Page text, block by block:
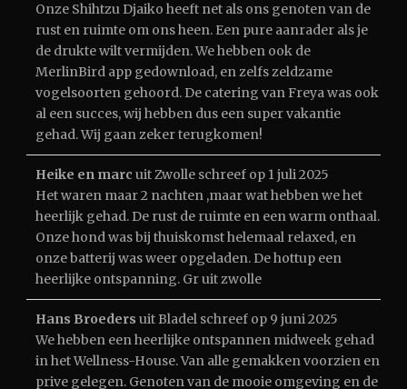
Onze Shihtzu Djaiko heeft net als ons genoten van de
rust en ruimte om ons heen. Een pure aanrader als je
de drukte wilt vermijden. We hebben ook de
MerlinBird app gedownload, en zelfs zeldzame
vogelsoorten gehoord. De catering van Freya was ook
al een succes, wij hebben dus een super vakantie
gehad. Wij gaan zeker terugkomen!
Heike en marc uitZwolle schreef op 1 juli 2025
Het waren maar 2 nachten ,maar wat hebben we het
heerlijk gehad. De rust de ruimte en een warm onthaal.
Onze hond was bij thuiskomst helemaal relaxed, en
onze batterij was weer opgeladen. De hottup een
heerlijke ontspanning. Gr uit zwolle
Hans Broeders uit Bladel schreef op 9 juni 2025
We hebben een heerlijke ontspannen midweek gehad
in het Wellness-House. Van alle gemakken voorzien en
prive gelegen. Genoten van de mooie omgeving en de